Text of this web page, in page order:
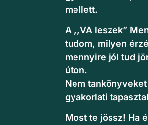
mellett.
A ,,VA leszek”
tudom, milyen
mennyire jól tud
úton.
Nem
gyakorlati
Most te jössz! Ha